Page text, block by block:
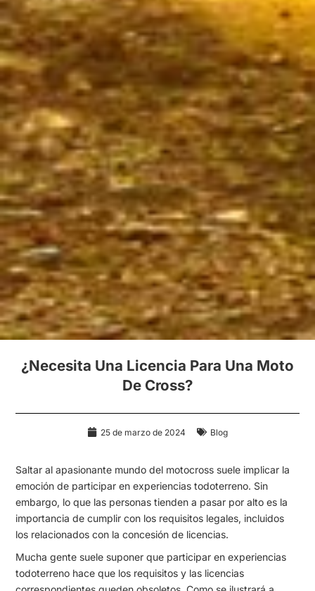
¿Necesita Una Licencia Para Una Moto
De Cross?
25 de marzo de 2024 Blog
Saltar al apasionante mundo del motocross suele implicar la
emoción de participar en experiencias todoterreno. Sin
embargo, lo que las personas tienden a pasar por alto es la
importancia de cumplir con los requisitos legales, incluidos
los relacionados con la concesión de licencias.
Mucha gente suele suponer que participar en experiencias
todoterreno hace que los requisitos y las licencias